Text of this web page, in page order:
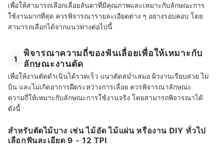
เพื่อให้สามารถเลือกเลื่อยลันดาที่มีคุณภาพและเหมาะกับลักษณะการ
ใช้งานมากที่สุด ควรพิจารณารายละเอียดต่าง ๆ อย่างรอบคอบ โดย
สามารถเลือกได้จากแนวทางต่อไปนี้
1
พิจารณาความถี่ของฟันเลื่อยเพื่อให้เหมาะกับ
ลักษณะงานตัด
เพื่อให้งานตัดดำเนินได้รวดเร็ว แนวตัดสม่ำเสมอ ผิวงานเรียบสวย ไม่
บิ่น และไม่เกิดอาการฝืดระหว่างการเลื่อย ควรพิจารณาลักษณะ
ความถี่ให้เหมาะกับลักษณะการใช้งานจริง โดยสามารถพิจารณาได้
ดังนี้
สำหรับตัดไม้บาง เช่น ไม้อัด ไม้แผ่น หรืองาน DIY ทั่วไป
เลือกฟันละเอียด 9 - 12 TPI